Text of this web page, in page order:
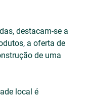
destacam-se a
a oferta de
de uma
local é